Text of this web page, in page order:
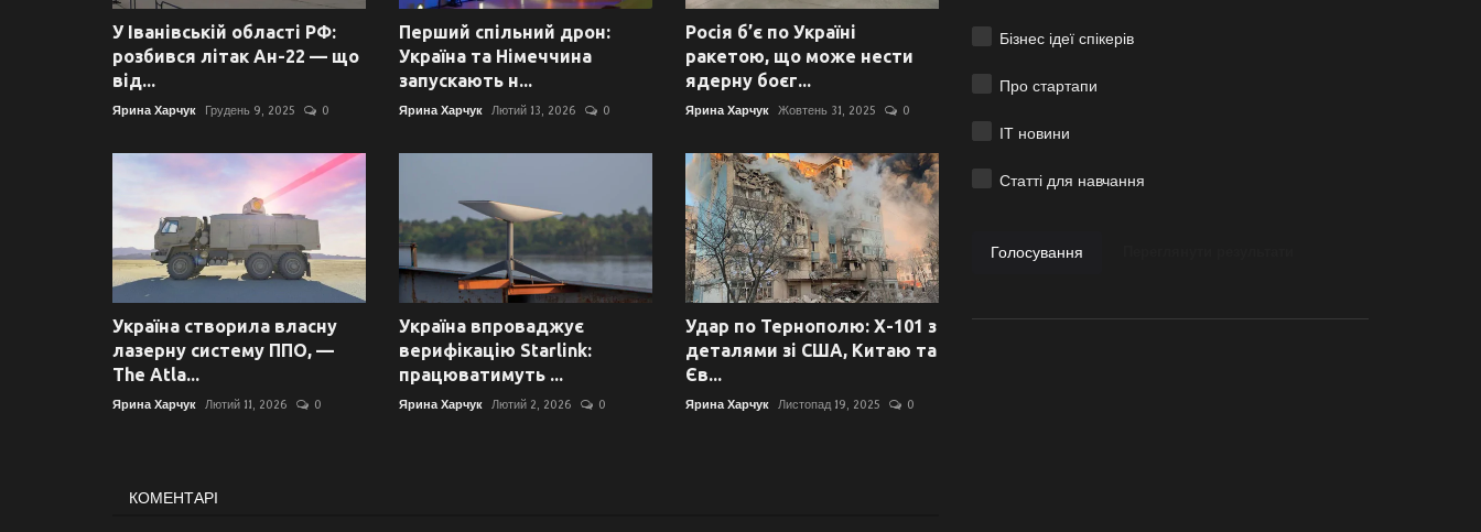
У Іванівській області РФ:
розбився літак Ан-22 — що
від...
Ярина Харчук Грудень 9, 2025 0
Перший спільний дрон:
Україна та Німеччина
запускають н...
Ярина Харчук Лютий 13, 2026 0
Росія б’є по Україні
ракетою, що може нести
ядерну боєг...
Ярина Харчук Жовтень 31, 2025 0
Україна створила власну
лазерну систему ППО, —
The Atla...
Ярина Харчук Лютий 11, 2026 0
Україна впроваджує
верифікацію Starlink:
працюватимуть ...
Ярина Харчук Лютий 2, 2026 0
Удар по Тернополю: Х-101 з
деталями зі США, Китаю та
Єв...
Ярина Харчук Листопад 19, 2025 0
КОМЕНТАРІ
Бізнес ідеї спікерів
Про стартапи
ІТ новини
Статті для навчання
Голосування